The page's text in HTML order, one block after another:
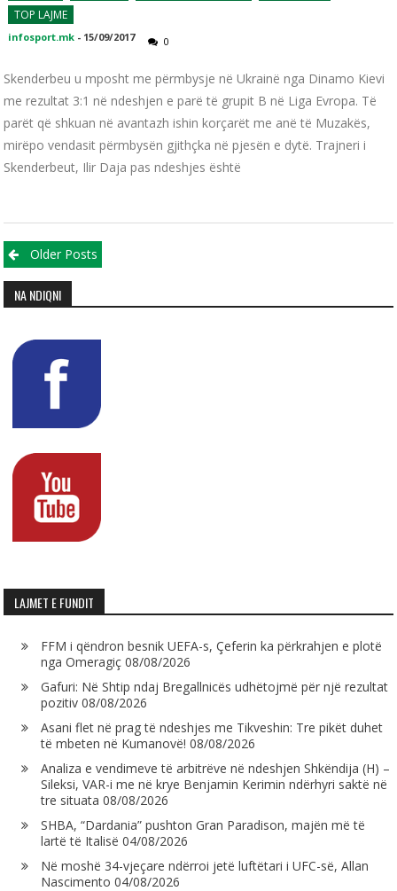
TOP LAJME
infosport.mk - 15/09/2017 0
Skenderbeu u mposht me përmbysje në Ukrainë nga Dinamo Kievi
me rezultat 3:1 në ndeshjen e parë të grupit B në Liga Evropa. Të
parët që shkuan në avantazh ishin korçarët me anë të Muzakës,
mirëpo vendasit përmbysën gjithçka në pjesën e dytë. Trajneri i
Skenderbeut, Ilir Daja pas ndeshjes është
Posts navigation
Older Posts
NA NDIQNI
LAJMET E FUNDIT
FFM i qëndron besnik UEFA-s, Çeferin ka përkrahjen e plotë
nga Omeragiç 08/08/2026
Gafuri: Në Shtip ndaj Bregallnicës udhëtojmë për një rezultat
pozitiv 08/08/2026
Asani flet në prag të ndeshjes me Tikveshin: Tre pikët duhet
të mbeten në Kumanovë! 08/08/2026
Analiza e vendimeve të arbitrëve në ndeshjen Shkëndija (H) –
Sileksi, VAR-i me në krye Benjamin Kerimin ndërhyri saktë në
tre situata 08/08/2026
SHBA, “Dardania” pushton Gran Paradison, majën më të
lartë të Italisë 04/08/2026
Në moshë 34-vjeçare ndërroi jetë luftëtari i UFC-së, Allan
Nascimento 04/08/2026